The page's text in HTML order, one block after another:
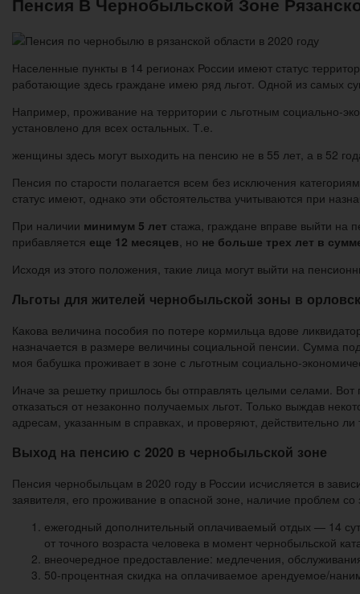
Населенные пункты в 14 регионах России имеют статус
работающие здесь граждане имею ряд льгот. Одной из самых
Например, проживание на территории с льготным социально-
установлено для всех остальных. Т.е.
женщины здесь могут выходить на пенсию не в 55 лет, а в 52
Пенсия по старости полагается всем без исключения
статус имеют, однако эти обстоятельства учитываются при
При наличии минимум 5 лет стажа, граждане вправе выйти на
прибавляется еще 12 месяцев, но не больше трех лет в
Исходя из этого положения, такие лица могут выйти на
Льготы для жителей чернобыльской зоны в
Какова величина пособия по потере кормильца вдове
назначается в размере величины социальной пенсии. Сумма
моя бабушка проживает в зоне с льготным социально-
Иначе за решетку пришлось бы отправлять целыми селами.
отказаться от незаконно получаемых льгот. Только выждав
адресам, указанным в справках, и проверяют, действительно ли
Выход на пенсию с 2020 в чернобыльской зоне
Пенсия чернобыльцам в 2020 году в России исчисляется в
заявителя, его проживание в опасной зоне, наличие проблем со
ежегодный дополнительный оплачиваемый отдых — 14
от точного возраста человека в момент чернобыльской
внеочередное предоставление: медлечения,
50-процентная скидка на оплачиваемое арендуемое/